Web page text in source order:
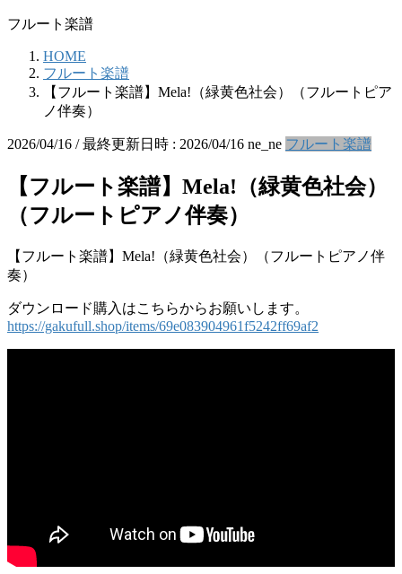
フルート楽譜
HOME
フルート楽譜
【フルート楽譜】Mela!（緑黄色社会）（フルートピア
ノ伴奏）
2026/04/16 / 最終更新日時 : 2026/04/16 ne_ne フルート楽譜
【フルート楽譜】Mela!（緑黄色社会）
（フルートピアノ伴奏）
【フルート楽譜】Mela!（緑黄色社会）（フルートピアノ伴
奏）
ダウンロード購入はこちらからお願いします。
https://gakufull.shop/items/69e083904961f5242ff69af2